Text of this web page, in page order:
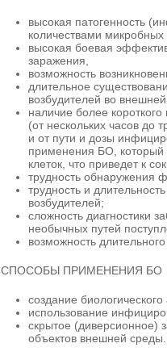
высокая патогенность
количествами
высокая боевая
заражения,
возможность
длительное
возбудителей во
наличие более
(от нескольких часов до
и от пути и дозы
применения БО, который
клеток, что приведет к
трудность обнаружения
трудность и
возбудителей;
сложность диагностики
необычных путей
возможность
СПОСОБЫ ПРИМЕНЕНИЯ БО
создание
использование
скрытое (диверсионное)
объектов внешней среды.